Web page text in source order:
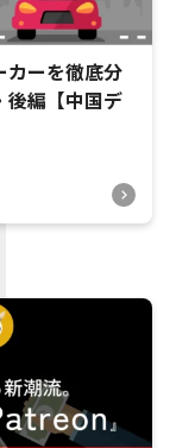
カーを徹底分
後編【中国デ